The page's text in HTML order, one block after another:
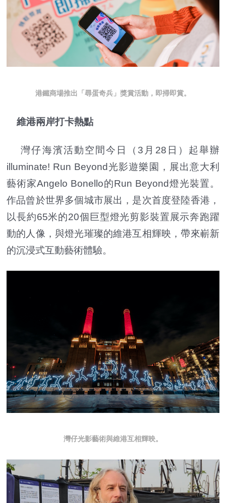
港鐵商場推出「尋蛋奇兵」獎賞活動，即掃即賞。
維港兩岸打卡熱點
灣仔海濱活動空間今日（3月28日）起舉辦
illuminate! Run Beyond光影遊樂園，展出意大利
藝術家Angelo Bonello的Run Beyond燈光裝置。
作品曾於世界多個城市展出，是次首度登陸香港，
以長約65米的20個巨型燈光剪影裝置展示奔跑躍
動的人像，與燈光璀璨的維港互相輝映，帶來嶄新
的沉浸式互動藝術體驗。
灣仔光影藝術與維港互相輝映。